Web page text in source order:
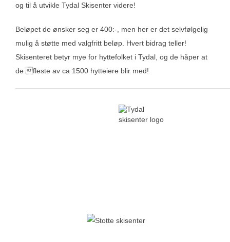
og til å utvikle Tydal Skisenter videre!
Beløpet de ønsker seg er 400:-, men her er det selvfølgelig
mulig å støtte med valgfritt beløp. Hvert bidrag teller!
Skisenteret betyr mye for hyttefolket i Tydal, og de håper at
de fleste av ca 1500 hytteiere blir med!